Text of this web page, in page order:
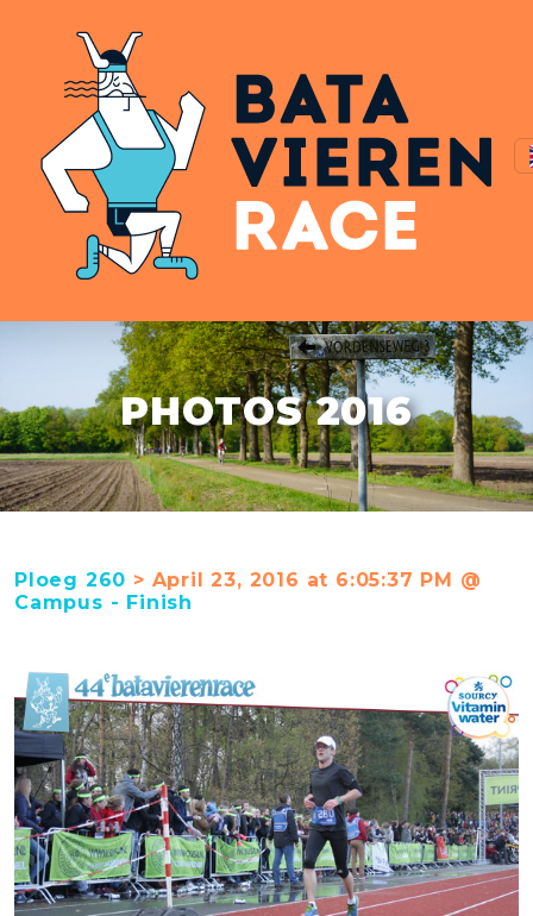
PHOTOS 2016
Ploeg 260 > April 23, 2016 at 6:05:37 PM @
Campus - Finish